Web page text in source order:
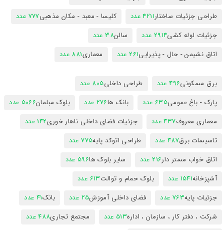
طراحی جزئیات ساختار4211 عدد کلیسا - معبد - مکان مذهبی777 عدد
جزئیات لوله کشی2914 عدد سالن38 عدد
اتاق نشیمن - حال - پذیرایی261 عدد معماری881 عدد
برق مسکونی496 عدد طراحی داخلی805 عدد
پارک - باغ عمومی635 عدد بانک ها276 عدد بلوک مبلمان5066 عدد
معماری معروف437 عدد جزئیات فضای داخلی ناهار خوری142 عدد
تاسیسات برق487 عدد طراحی اتوکد پایه775 عدد
اتاق خواب مستر دار216 عدد سایر بلوک ها596 عدد
آشپزخانه1541 عدد بلوک حمام و توالت613 عدد
جزئیات پایه763 عدد فضای داخلی آموزش25 عدد بانک41 عدد
شرکت ، دفتر کار ، سازمان ، اداره513 عدد مجتمع تجاری488 عدد